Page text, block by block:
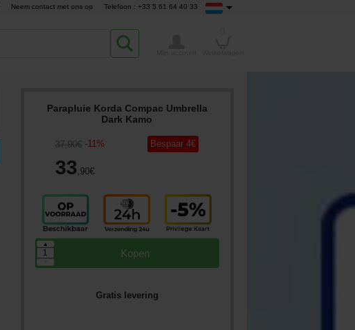
Neem contact met ons op Telefoon : +33 5 61 64 40 33
Parapluie Korda Compac Umbrella
Dark Kamo
37,90€ -11%
33,90€
Bespaar 4€
Kopen
▲
Gratis levering